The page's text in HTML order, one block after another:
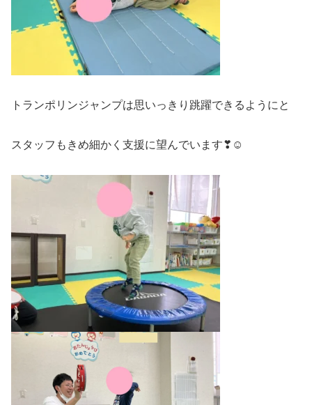
トランポリンジャンプは思いっきり跳躍できるようにと
スタッフもきめ細かく支援に望んでいます❣☺️